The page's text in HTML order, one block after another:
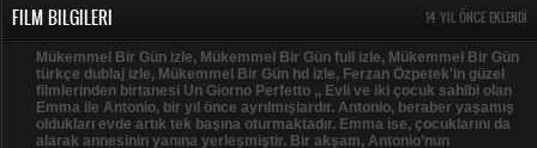
FILM BILGILERI 14 YIL ÖNCE EKLENDI
Mükemmel Bir Gün izle, Mükemmel Bir Gün full izle, Mükemmel Bir Gün
türkçe dublaj izle, Mükemmel Bir Gün hd izle, Ferzan Özpetek'in güzel
filmlerinden birtanesi Un Giorno Perfetto ,, Evli ve iki çocuk sahibi olan
Emma ile Antonio, bir yıl önce ayrılmışlardır. Antonio, beraber yaşamış
oldukları evde artık tek başına oturmaktadır. Emma ise, çocuklarını da
alarak annesinin yanına yerleşmiştir. Bir akşam, Antonio’nun